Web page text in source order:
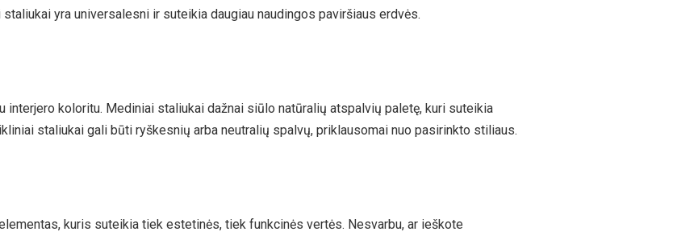
yra universalesni ir suteikia daugiau naudingos paviršiaus erdvės.
interjero koloritu. Mediniai staliukai dažnai siūlo natūralių atspalvių paletę, kuri suteikia
staliukai gali būti ryškesnių arba neutralių spalvų, priklausomai nuo pasirinkto stiliaus.
kuris suteikia tiek estetinės, tiek funkcinės vertės. Nesvarbu, ar ieškote